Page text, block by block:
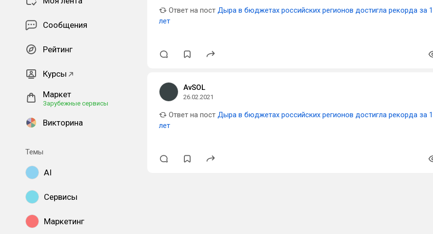
Сообщения
Рейтинг
Курсы
Маркет
Зарубежные сервисы
Викторина
Темы
AI
Сервисы
Маркетинг
Ответ на пост Дыра в бюджетах российских регионов достигла рекорда за
лет
AvSOL
26.02.2021
Ответ на пост Дыра в бюджетах российских регионов достигла рекорда за
лет